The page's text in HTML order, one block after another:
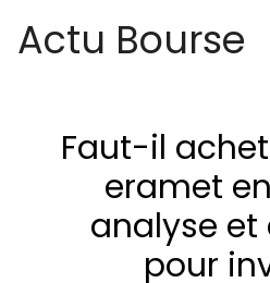
Actu Bourse
Faut-il
eramet
analyse et
pour